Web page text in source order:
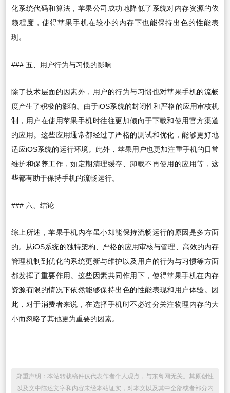
化系统代码和算法，苹果公司成功地降低了系统对内存资源的依
赖程度，使得苹果手机在较小的内存下也能保持出色的性能表
现。
### 五、用户行为与习惯的影响
除了技术层面的因素外，用户的行为与习惯也对苹果手机的流畅
度产生了积极的影响。由于iOS系统的封闭性和严格的应用审核机
制，用户在使用苹果手机时往往更加倾向于下载和使用官方渠道
的应用。这些应用通常都经过了严格的测试和优化，能够更好地
适应iOS系统的运行环境。此外，苹果用户也更加注重手机的日常
维护和保养工作，如定期清理缓存、卸载不再使用的应用等，这
些都有助于保持手机的流畅运行。
### 六、结论
综上所述，苹果手机内存虽小却能保持流畅运行的原因是多方面
的。从iOS系统的独特架构、严格的应用审核与管理、高效的内存
管理机制到优化的系统更新与维护以及用户的行为与习惯等方面
都发挥了重要作用。这些因素共同作用下，使得苹果手机在内存
资源有限的情况下依然能够保持出色的性能表现和用户体验。因
此，对于消费者来说，在选择手机时不必过分关注物理内存的大
小而忽略了其他更为重要的因素。
郑重声明：本站转载稿件仅代表作者个人观点，与东粤网无关。其原创性
以及文中陈述文字和内容未经本站证实，对本文以及其中全部或者部分内